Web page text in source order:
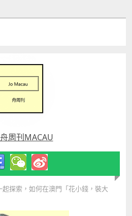
周刊MACAU
探索，如何在澳門「花小錢，裝大